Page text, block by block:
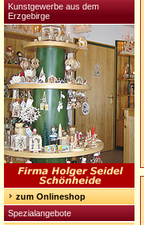
Kunstgewerbe aus dem
Erzgebirge
zum Onlineshop
Spezialangebote